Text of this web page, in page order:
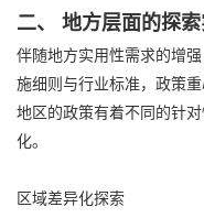
二、 地方层面的探
伴随地方实用性需求的增
施细则与行业标准，政策
地区的政策有着不同的针
化。
区域差异化探索